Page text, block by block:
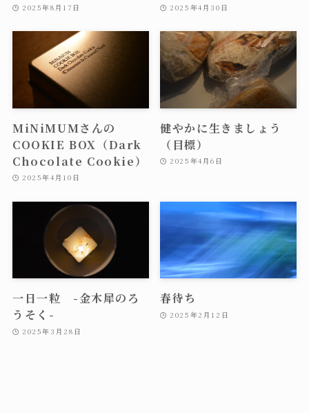
2025年8月17日 2025年4月30日
MiNiMUMさんの
COOKIE BOX（Dark
Chocolate Cookie）
2025年4月10日
健やかに生きましょう
（目標）
2025年4月6日
一日一粒 -金木犀のろ
うそく-
2025年3月28日
春待ち
2025年2月12日